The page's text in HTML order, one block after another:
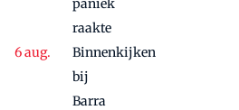
paniek
raakte
Binnenkijken
bij
Barra